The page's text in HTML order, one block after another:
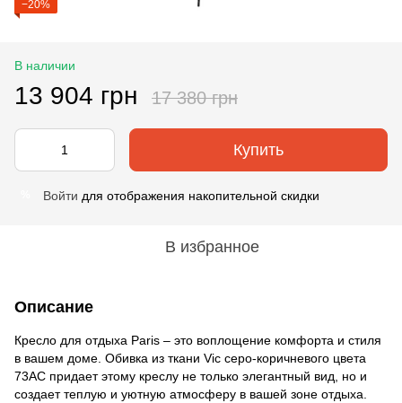
−20%
В наличии
13 904 грн 17 380 грн
Купить
Войти для отображения накопительной скидки
В избранное
Описание
Кресло для отдыха Paris – это воплощение комфорта и стиля
в вашем доме. Обивка из ткани Vic серо-коричневого цвета
73AC придает этому креслу не только элегантный вид, но и
создает теплую и уютную атмосферу в вашей зоне отдыха.